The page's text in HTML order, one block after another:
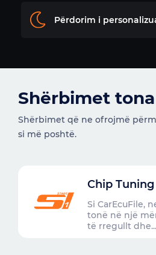
Shërbimet tona
Shërbimet që ne ofrojmë
si më poshtë.
Chip Tuning
Si CarEcuFile,
tonë në një
të rregullt dhe...